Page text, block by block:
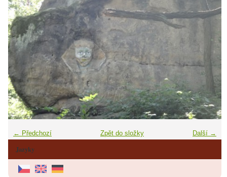
← Předchozí Další →
Zpět do složky
Jazyky